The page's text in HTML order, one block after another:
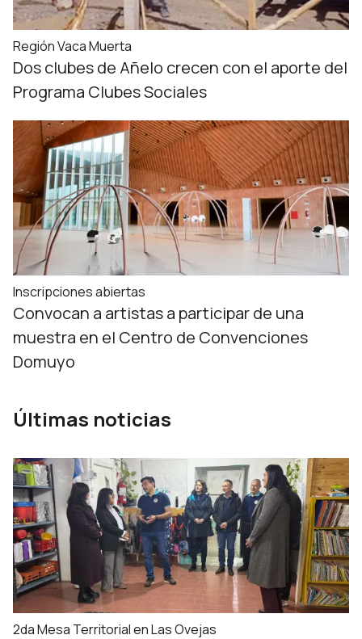
Región Vaca Muerta
Dos clubes de Añelo crecen con el aporte del
Programa Clubes Sociales
Inscripciones abiertas
Convocan a artistas a participar de una
muestra en el Centro de Convenciones
Domuyo
Últimas noticias
2da Mesa Territorial en Las Ovejas